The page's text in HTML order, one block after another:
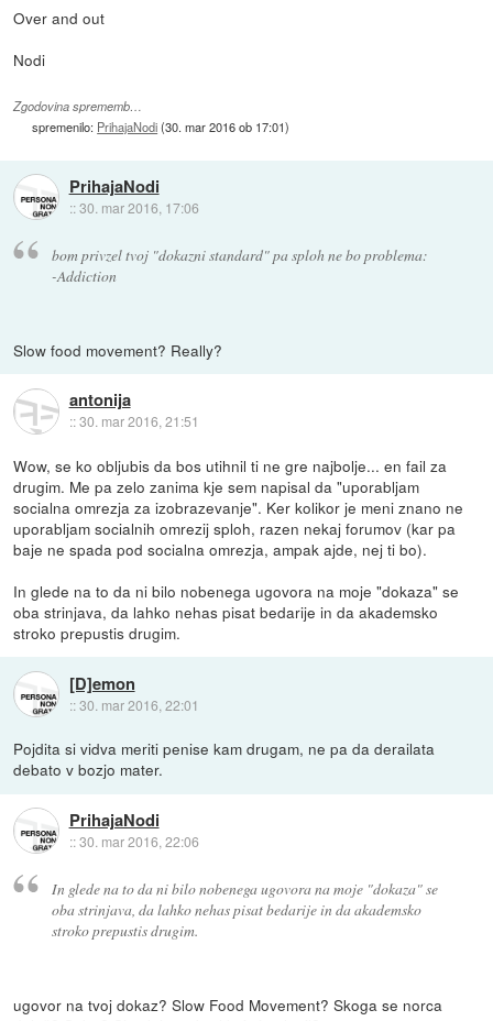
Over and out
Nodi
Zgodovina sprememb…
spremenilo: PrihajaNodi(30. mar 2016 ob 17:01)
PrihajaNodi
::30. mar 2016, 17:06
bom privzel tvoj "dokazni standard" pa sploh ne bo problema:
-Addiction
Slow food movement? Really?
antonija
::30. mar 2016, 21:51
Wow, se ko obljubis da bos utihnil ti ne gre najbolje... en fail za
drugim. Me pa zelo zanima kje sem napisal da "uporabljam
socialna omrezja za izobrazevanje". Ker kolikor je meni znano ne
uporabljam socialnih omrezij sploh, razen nekaj forumov (kar pa
baje ne spada pod socialna omrezja, ampak ajde, nej ti bo).
In glede na to da ni bilo nobenega ugovora na moje "dokaza" se
oba strinjava, da lahko nehas pisat bedarije in da akademsko
stroko prepustis drugim.
[D]emon
::30. mar 2016, 22:01
Pojdita si vidva meriti penise kam drugam, ne pa da derailata
debato v bozjo mater.
PrihajaNodi
::30. mar 2016, 22:06
In glede na to da ni bilo nobenega ugovora na moje "dokaza" se
oba strinjava, da lahko nehas pisat bedarije in da akademsko
stroko prepustis drugim.
ugovor na tvoj dokaz? Slow Food Movement? Skoga se norca